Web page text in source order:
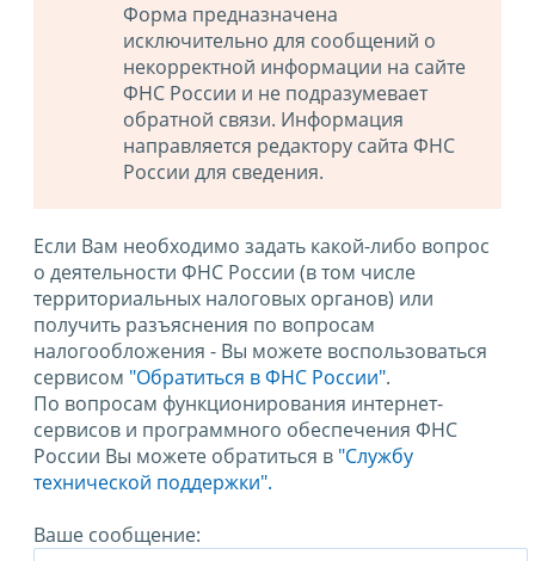
Форма предназначена
исключительно для сообщений о
некорректной информации на сайте
ФНС России и не подразумевает
обратной связи. Информация
направляется редактору сайта ФНС
России для сведения.
Если Вам необходимо задать какой-либо вопрос
о деятельности ФНС России (в том числе
территориальных налоговых органов) или
получить разъяснения по вопросам
налогообложения - Вы можете воспользоваться
сервисом "Обратиться в ФНС России".
По вопросам функционирования интернет-
сервисов и программного обеспечения ФНС
России Вы можете обратиться в "Службу
технической поддержки".
Ваше сообщение: